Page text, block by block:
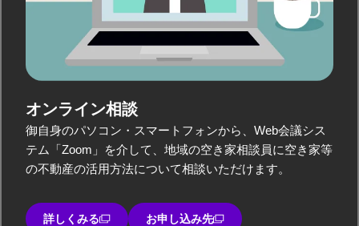
オンライン相談
御自身のパソコン・スマートフォンから、Web会議シス
テム「Zoom」を介して、地域の空き家相談員に空き家等
の不動産の活用方法について相談いただけます。
詳しくみる お申し込み先